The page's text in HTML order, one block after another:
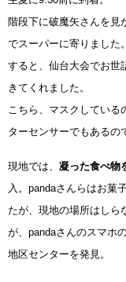
階段下に破魔矢さんを見
でスーパーに寄りました。
すると、仙台大会でお世
きてくれました。
こちら、マスクしている
ターセンサーでもあるの
現地では、 凝った食べ物
入。pandaさんらはお菓
たが、現地の場所はしら
が、pandaさんのスマホ
地区センターを発見。